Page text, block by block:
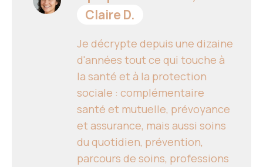
Claire D.
Je décrypte depuis une dizaine
d'années tout ce qui touche à
la santé et à la protection
sociale : complémentaire
santé et mutuelle, prévoyance
et assurance, mais aussi soins
du quotidien, prévention,
parcours de soins, professions